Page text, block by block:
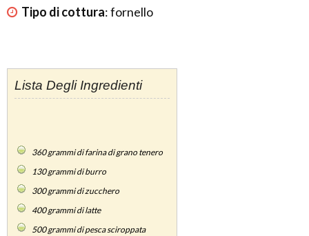
Tipo di cottura:fornello
Lista Degli Ingredienti
360grammi di farina di grano tenero
130grammi di burro
300grammi di zucchero
400grammi di latte
500grammi di pesca sciroppata